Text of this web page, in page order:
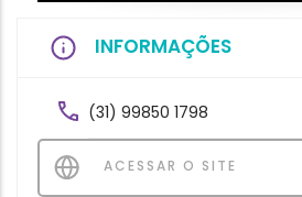
INFORMAÇÕES
(31) 99850 1798
ACESSAR O SITE